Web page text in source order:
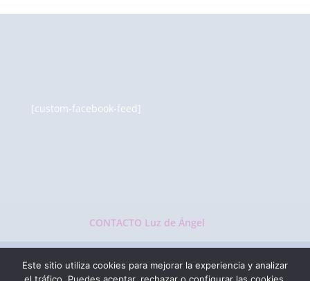
[custom-facebook-feed]
CONTACTO Luz de Ángel
Este sitio utiliza cookies para mejorar la experiencia y analizar